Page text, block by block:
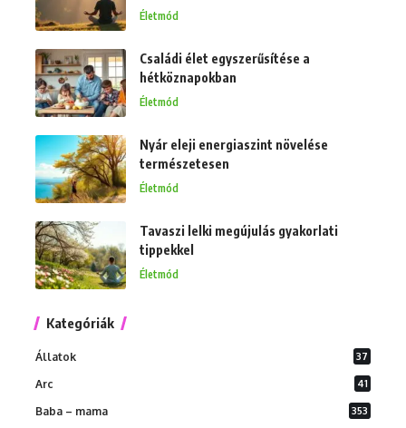
Életmód
Családi élet egyszerűsítése a
hétköznapokban
Életmód
Nyár eleji energiaszint növelése
természetesen
Életmód
Tavaszi lelki megújulás gyakorlati
tippekkel
Életmód
Kategóriák
Állatok 37
Arc 41
Baba – mama 353